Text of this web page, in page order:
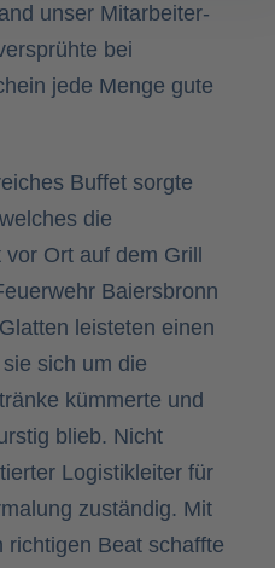
unser Mitarbeiter-
bei
jede Menge gute
Buffet sorgte
die
Ort auf dem Grill
Baiersbronn
leisteten einen
sich um die
kümmerte und
blieb. Nicht
Logistikleiter für
zuständig. Mit
richtigen Beat schaffte